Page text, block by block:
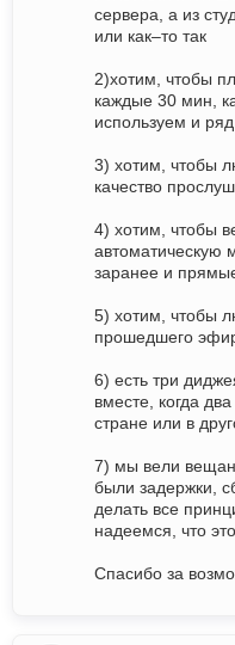
сервера, а из
или как–то так
2)хотим, чтобы
каждые 30 мин,
используем и
3) хотим, чтобы
качество
4) хотим, чтобы
автоматическую
заранее и
5) хотим, чтобы
прошедшего
6) есть три
вместе, когда
стране или в
7) мы вели
были задержки,
делать все
надеемся, что
Спасибо за